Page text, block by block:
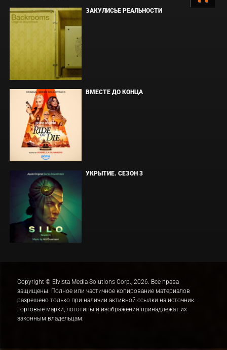
ЗАКУЛИСЬЕ РЕАЛЬНОСТИ
ВМЕСТЕ ДО КОНЦА
УКРЫТИЕ. СЕЗОН 3
Copyright © Elvista Media Solutions Corp., 2026. Все права
защищены. Полное или частичное копирование материалов
разрешено только при наличии активной ссылки на источник.
Торговые марки, логотипы и изображения принадлежат их
законным владельцам.